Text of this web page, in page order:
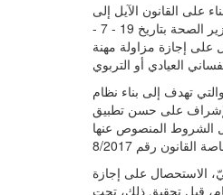
​وزارة الصحة العامة​)، بناء على القانون الآيل إلى
تنظيم مهنة النفساني في ​لبنان​ رقم 8، تاريخ 10 - 2 - 2017، وعطفا على القرار رقم 1/1320 الصادر عن وزير الصحة بتاريخ 19 - 7 -
المطلوبة للحصول على إجازة مزاولة مهنة
النفسية هي من أولويات وزارة الصحة، كما ورد في استراتيجيتها للأعوام 2016 - 2020، والتي تهدف إلى بناء نظام
على حسن تطبيق
الشروط المنصوص عنها
مهنة النفسانيّ، الاستحصال على إجازة
قبل تحقيق ذلك، تحت